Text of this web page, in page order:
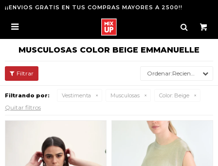
¡¡ENVIOS GRATIS EN TUS COMPRAS MAYORES A 2500!!

MUSCULOSAS COLOR BEIGE EMMANUELLE
Recientes
Filtrando por: Vestimenta Musculosas Color: Beige
Quitar filtros